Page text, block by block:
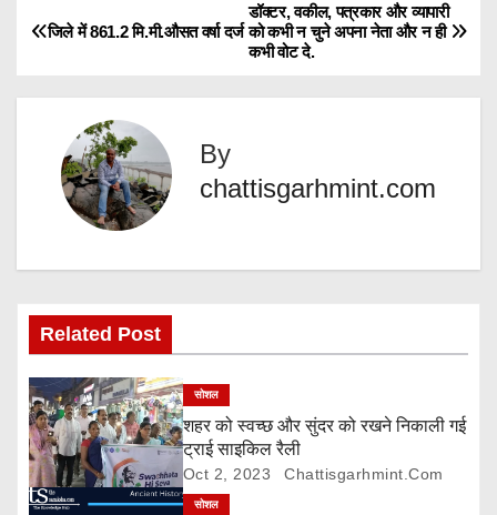
i
g
P
i
g
a
t
डॉक्टर, वकील, पत्रकार और व्यापारी
को कभी न चुने अपना नेता और न ही
कभी वोट दे.
जिले में 861.2 मि.मी.औसत वर्षा दर्ज
By
chattisgarhmint.com
Related Post
सोशल
शहर को स्वच्छ और सुंदर को रखने निकाली गई
ट्राई साइकिल रैली
Oct 2, 2023 Chattisgarhmint.com
सोशल